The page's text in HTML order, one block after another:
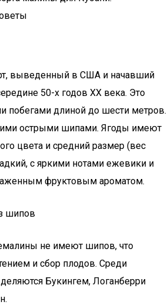
выведенный в США и начавший
50-х годов XX века. Это
побегами длиной до шести метров.
острыми шипами. Ягоды имеют
цвета и средний размер (вес
с яркими нотами ежевики и
фруктовым ароматом.
шипов
не имеют шипов, что
и сбор плодов. Среди
Букингем, Логанберри